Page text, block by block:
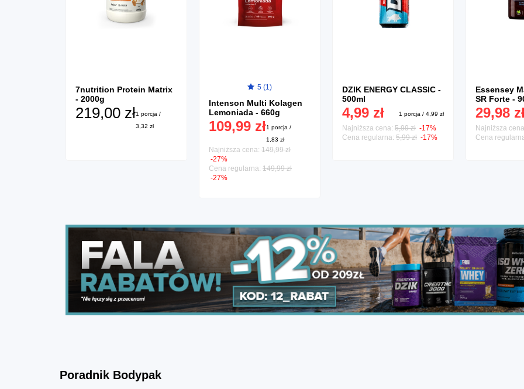
7nutrition Protein Matrix
- 2000g
219,00 zł1 porcja /
3,32 zł
5 (1)
Intenson Multi Kolagen
Lemoniada - 660g
109,99 zł1 porcja /
1,83 zł
Najniższa cena: 149,99 zł
-27%
Cena regularna: 149,99 zł
-27%
DZIK ENERGY CLASSIC -
500ml
4,99 zł 1 porcja / 4,99 zł
Najniższa cena: 5,99 zł -17%
Cena regularna: 5,99 zł -17%
Essensey
SR Forte -
29,98
Najniższa
Cena
Poradnik Bodypak